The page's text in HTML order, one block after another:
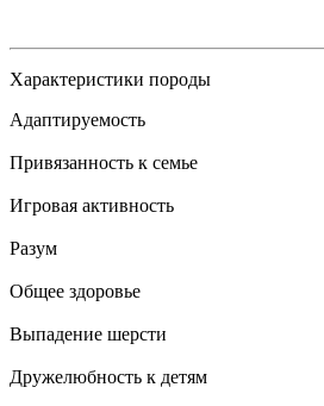
Характеристики породы
Адаптируемость
Привязанность к семье
Игровая активность
Разум
Общее здоровье
Выпадение шерсти
Дружелюбность к детям